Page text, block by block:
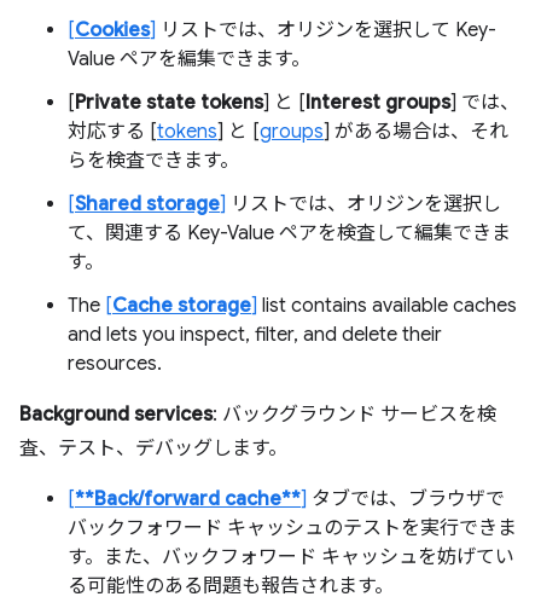
[Cookies] リストでは、オリジンを選択して Key-
Value ペアを編集できます。
[Private state tokens] と [Interest groups] では、
対応する [tokens] と [groups] がある場合は、それ
らを検査できます。
[Shared storage] リストでは、オリジンを選択し
て、関連する Key-Value ペアを検査して編集できま
す。
The [Cache storage] list contains available caches
and lets you inspect, filter, and delete their
resources.
Background services: バックグラウンド サービスを検
査、テスト、デバッグします。
[**Back/forward cache**] タブでは、ブラウザで
バックフォワード キャッシュのテストを実行できま
す。また、バックフォワード キャッシュを妨げてい
る可能性のある問題も報告されます。